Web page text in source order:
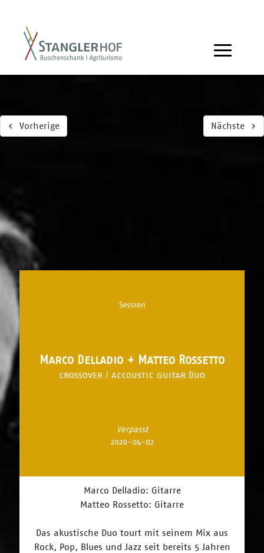
Vorherige Nächste
Session
Marco Delladio + Matteo Rossetto
crossover / accoustic guitar Duo
Verpasst
2020-04-02
Marco Delladio: Gitarre
Matteo Rossetto: Gitarre
Das akustische Duo tourt mit seinem Mix aus
Rock, Pop, Blues und Jazz seit bereits 5 Jahren